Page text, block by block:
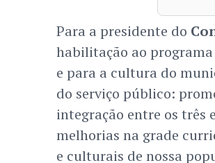
Para a presidente do
habilitação ao
e para a cultura do
do serviço público:
integração entre os três
melhorias na grade
e culturais de nossa